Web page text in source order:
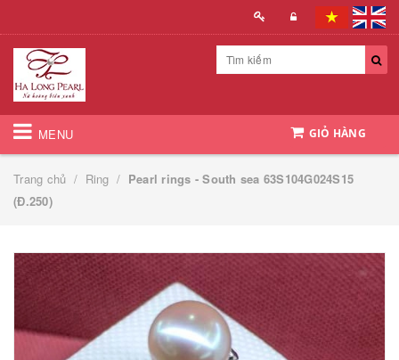
MENU GIỎ HÀNG
Trang chủ / Ring / Pearl rings - South sea 63S104G024S15
(Đ.250)